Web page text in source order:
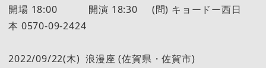
開場 18:00 開演 18:30 (問) キョードー西日
本 0570-09-2424
2022/09/22(木) 浪漫座 (佐賀県・佐賀市)